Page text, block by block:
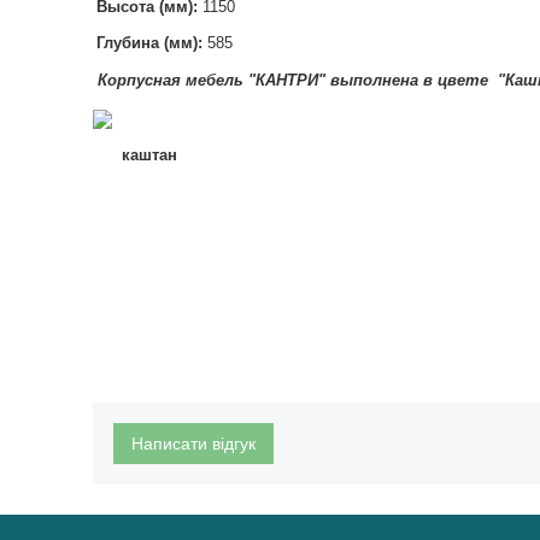
Высота (мм): 1150
Глубина (мм): 585
Корпусная мебель "КАНТРИ" выполнена в цвете
каштан
Написати відгук